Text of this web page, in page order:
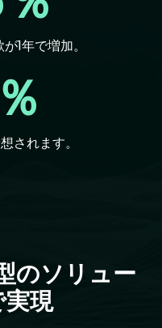
1年で増加。
されます。
のソリュー
現